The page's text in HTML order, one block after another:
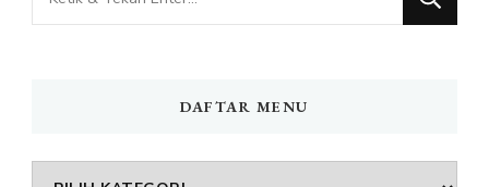
Sesuatu?
DAFTAR MENU
DAFTAR